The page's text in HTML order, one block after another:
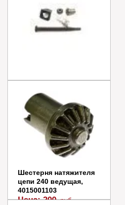
комплект, CHAMPION,
КИТАЙ, 4015004202
Цена:250 руб.
В наличии
В корзину
Купить в 1 клик
Шестерня натяжителя
цепи 240 ведущая,
4015001103
Цена:200 руб.